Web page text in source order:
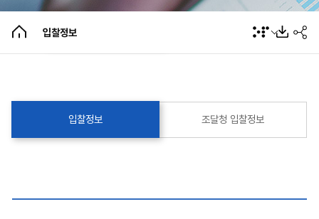
입찰정보
입찰정보
조달청 입찰정보
입찰정보 조달청 입찰정보